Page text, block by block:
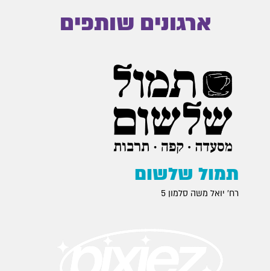
ארגונים שותפים
תמול שלשום
רח׳ יואל משה סלמון 5